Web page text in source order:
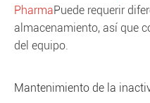
PharmaPuede requerir
almacenamiento, así que
del equipo.
Mantenimiento de la